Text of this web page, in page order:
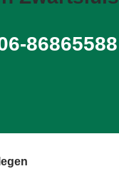
86865588